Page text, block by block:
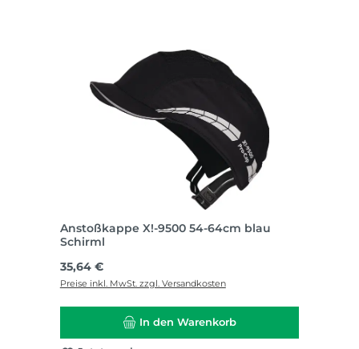
Anstoßkappe X!-9500 54-64cm blau
Schirml
Regulärer Preis:
35,64 €
Preise inkl. MwSt. zzgl. Versandkosten
In den Warenkorb